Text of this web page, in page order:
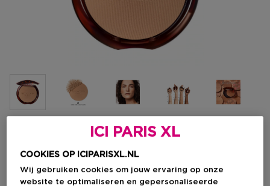
01 CLAIR DORÉ Op voorraad
ICI PARIS XL
COOKIES OP ICIPARISXL.NL
Wij gebruiken cookies om jouw ervaring op onze
website te optimaliseren en gepersonaliseerde